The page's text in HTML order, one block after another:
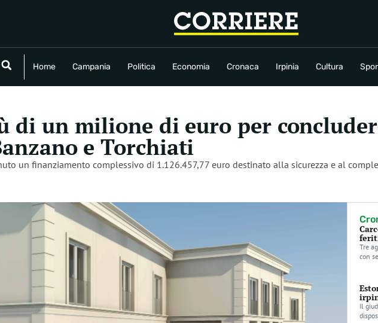
Home Campania Politica Economia Cronaca Irpinia Cultura
Politica Economia Cronaca Irpinia Sport Rubriche
di un milione di euro per
e Torchiati
un finanziamento complessivo di 1.126.457,77 euro destinato alla sicurezza e al
Tre
con
Il